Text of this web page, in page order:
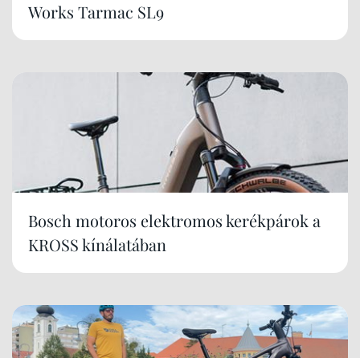
Works Tarmac SL9
Bosch motoros elektromos kerékpárok a
KROSS kínálatában